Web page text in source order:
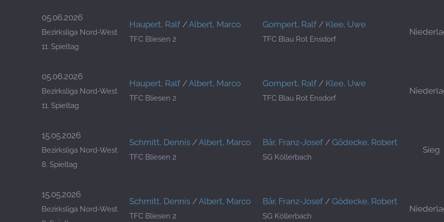
05.06.2026
Bezirksliga Nord-West
11. Spieltag
Haupert, Ralf /Albert, Marco
TFC Bliesen 2
Gompert, Ralf / Klee, Uwe
TFC Blau Rot Ensdorf
05.06.2026
Bezirksliga Nord-West
11. Spieltag
Haupert, Ralf /Albert, Marco
TFC Bliesen 2
Gompert, Ralf / Klee, Uwe
TFC Blau Rot Ensdorf
15.05.2026
Bezirksliga Nord-West
8. Spieltag
Schmitt, Dennis /Albert, Marco
TFC Bliesen 2
Bär, Franz-Josef / Gödecke, Robert
SG Köllerbach
Sieg
15.05.2026
Bezirksliga Nord-West
Schmitt, Dennis /Albert, Marco
TFC Bliesen 2
Bär, Franz-Josef / Gödecke, Robert
SG Köllerbach